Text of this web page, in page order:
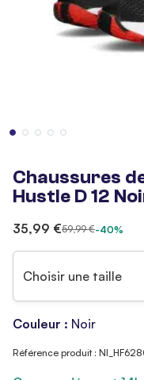
Chaussures
Hustle D 12
35,99 €59,99 €-40%
Choisir une taille
Couleur : Noir
Référence produit :